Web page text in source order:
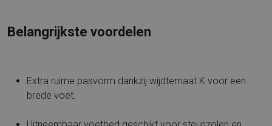
Belangrijkste voordelen
Extra ruime pasvorm dankzij wijdtemaat K voor een
brede voet.